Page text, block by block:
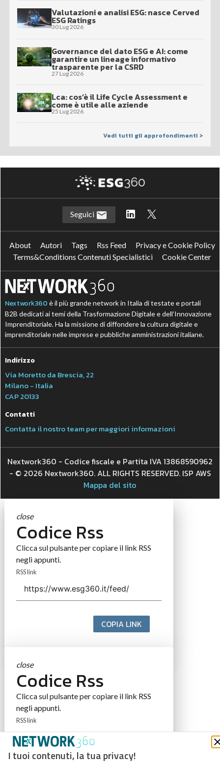
Valutazioni e analisi ESG: nasce Cerved
ESG Ratings
30 Lug 2026
Governance del dato ESG e AI: come
garantire un lineage informativo
trasparente per la CSRD
27 Lug 2026
Lca: cos’è il Life Cycle Assessment e
come è utile alle aziende
25 Lug 2026
Vedi tutti gli approfondimenti >
I tuoi contenuti, la tua privacy!
Seguici
About Autori Tags Rss Feed
Privacy e Cookie Policy
Terms&Conditions Contenuti Specialistici
Cookie Center
Nextwork360 è il più grande network in Italia di testate e portali
B2B dedicati ai temi della Trasformazione Digitale e dell’Innovazione
Imprenditoriale. Ha la missione di diffondere la cultura digitale e
imprenditoriale nelle imprese e pubbliche amministrazioni italiane.
Indirizzo
Via Moretto da Brescia, 22
Milano - Italia
CAP 20133
Contatti
Contatta il nostro team per maggiori informazioni
Nextwork360 - Codice fiscale e Partita IVA 13868590962
- © 2026 Nextwork360. ALL RIGHTS RESERVED. ISP AWS
Mappa del sito
close
Codice Rss
Clicca sul pulsante per copiare il link RSS
negli appunti.
RSS link
COPIA LINK
close
Codice Rss
Clicca sul pulsante per copiare il link RSS
negli appunti.
RSS link